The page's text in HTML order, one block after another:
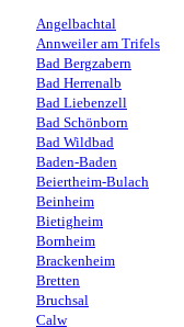
Angelbachtal
Annweiler am Trifels
Bad Bergzabern
Bad Herrenalb
Bad Liebenzell
Bad Schönborn
Bad Wildbad
Baden-Baden
Beiertheim-Bulach
Beinheim
Bietigheim
Bornheim
Brackenheim
Bretten
Bruchsal
Calw